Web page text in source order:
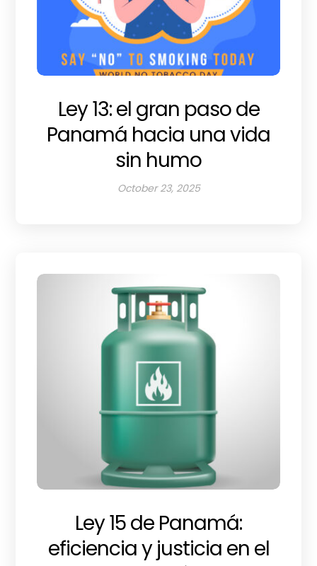
Ley 13: el gran paso de
Panamá hacia una vida
sin humo
October 23, 2025
Ley 15 de Panamá:
eficiencia y justicia en el